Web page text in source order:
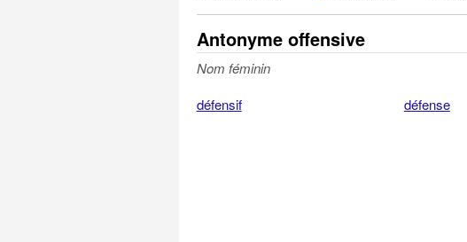
Antonyme offensive
Nom féminin
défensif
défense